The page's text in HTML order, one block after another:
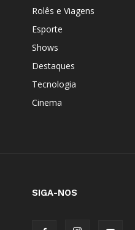
Rolês e Viagens
Esporte
Shows
Destaques
Tecnologia
Cinema
SIGA-NOS